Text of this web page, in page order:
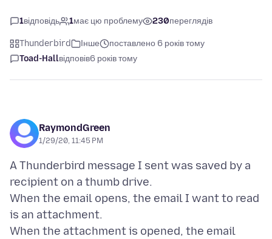
1відповідь 1має цю проблему 230переглядів
Thunderbird Інше
поставлено 6 років тому
Toad-Hallвідповів6 років тому
RaymondGreen
1/29/20, 11:45 PM
A Thunderbird message I sent was saved by a
recipient on a thumb drive.
When the email opens, the email I want to read
is an attachment.
When the attachment is opened, the email